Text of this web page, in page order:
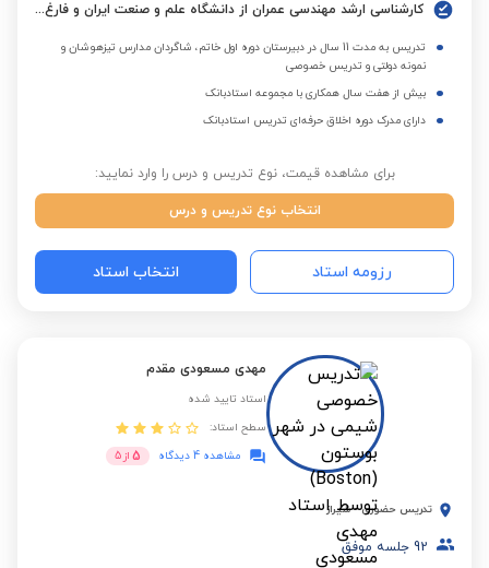
کارشناسی ارشد مهندسی عمران از دانشگاه علم و صنعت ایران و فارغ التحصیل کارشناسی از دانشگاه امیرکبیر(پلی تکنیک)
تدریس به مدت 11 سال در دبیرستان دوره اول خاتم، شاگردان مدارس تیزهوشان و
نمونه دولتی و تدریس خصوصی
بیش از هفت سال همکاری با مجموعه استادبانک
دارای مدرک دوره اخلاق حرفه‌ای تدریس استادبانک
برای مشاهده قیمت، نوع تدریس و درس را وارد نمایید:
انتخاب نوع تدریس و درس
رزومه استاد انتخاب استاد
مهدی مسعودی مقدم
استاد تایید شده
سطح استاد:
مشاهده 4 دیدگاه
5 از 5
تدریس حضوری - شیراز
92 جلسه موفق